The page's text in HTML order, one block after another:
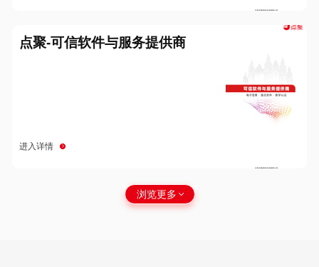
点聚-可信软件与服务提供商
进入详情
浏览更多